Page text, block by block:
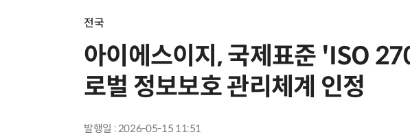
전국
아이에스이지, 국제표준 'ISO
로벌 정보보호 관리체계 인정
발행일 : 2026-05-15 11:51